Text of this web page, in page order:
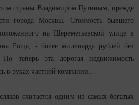
страны Владимиром Путиным, прежде
города Москвы. Стоимость бывшего
на Шереметьевской улице в
Роща, - более миллиарда рублей без
теперь эта дорогая недвижимость
в руках частной компании…
считается одним из самых богатых